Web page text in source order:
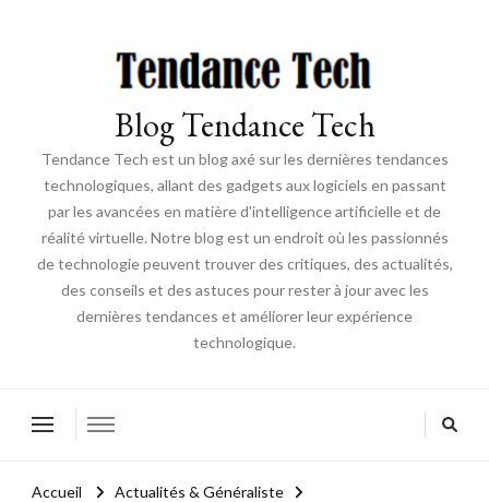
Blog Tendance Tech
Tendance Tech est un blog axé sur les dernières tendances
technologiques, allant des gadgets aux logiciels en passant
par les avancées en matière d'intelligence artificielle et de
réalité virtuelle. Notre blog est un endroit où les passionnés
de technologie peuvent trouver des critiques, des actualités,
des conseils et des astuces pour rester à jour avec les
dernières tendances et améliorer leur expérience
technologique.
Accueil
Actualités & Généraliste